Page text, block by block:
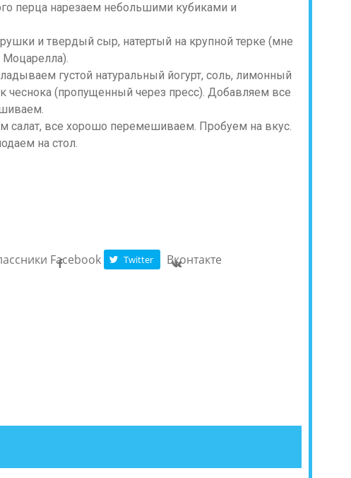
перца нарезаем небольшими кубиками и
и твердый сыр, натертый на крупной терке (мне
Моцарелла).
густой натуральный йогурт, соль, лимонный
чеснока (пропущенный через пресс). Добавляем все
салат, все хорошо перемешиваем. Пробуем на вкус.
на стол.
Facebook Twitter Вконтакте